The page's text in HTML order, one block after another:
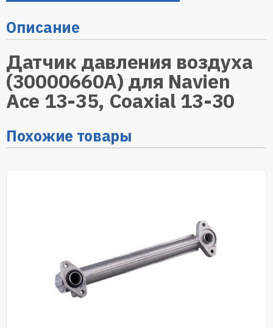
Описание
Датчик давления воздуха
(30000660А) для Navien
Ace 13-35, Coaxial 13-30
Похожие товары